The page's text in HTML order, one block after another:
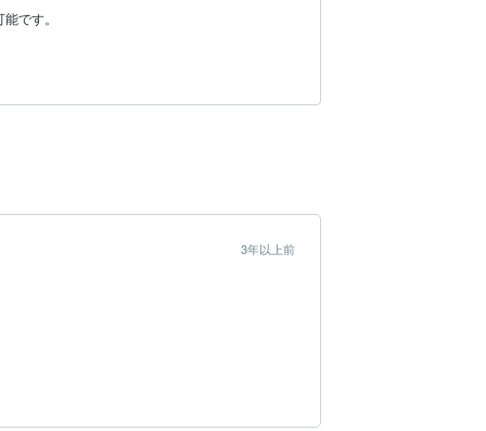
です。
3年以上前